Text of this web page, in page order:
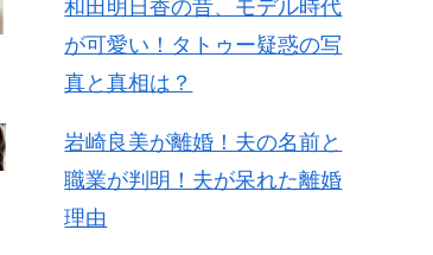
和田明日香の昔、モデル時代
が可愛い！タトゥー疑惑の写
真と真相は？
岩崎良美が離婚！夫の名前と
職業が判明！夫が呆れた離婚
理由